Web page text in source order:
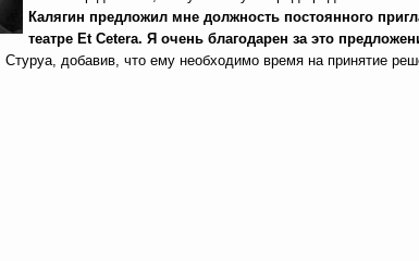
Калягин предложил мне должность постоянного
театре Et Cetera. Я очень благодарен за это
добавив, что ему необходимо время на принятие